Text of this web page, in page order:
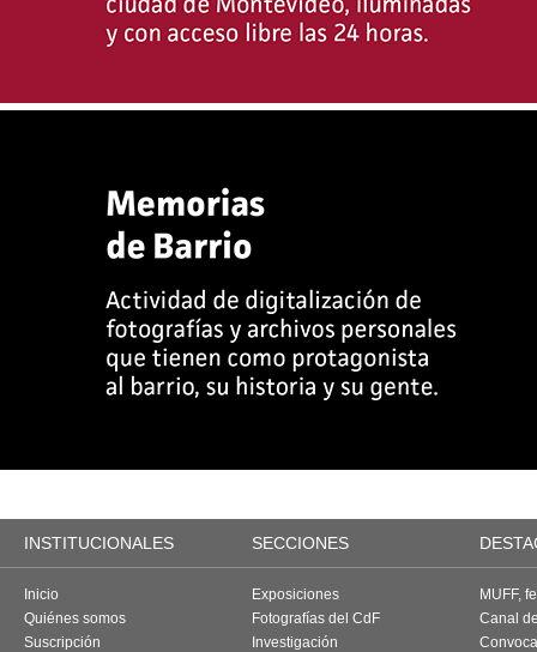
INSTITUCIONALES SECCIONES
Inicio
Quiénes somos
Suscripción
Exposiciones
Fotografías del CdF
Investigación
MUFF,
Canal